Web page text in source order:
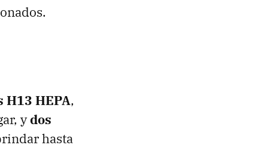
H13 HEPA,
ydos
hasta